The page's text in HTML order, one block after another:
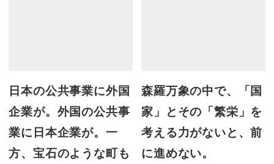
日本の公共事業に外国
企業が。外国の公共事
業に日本企業が。一
方、宝石のような町も
森羅万象の中で、「国
家」とその「繁栄」を
考える力がないと、前
に進めない。